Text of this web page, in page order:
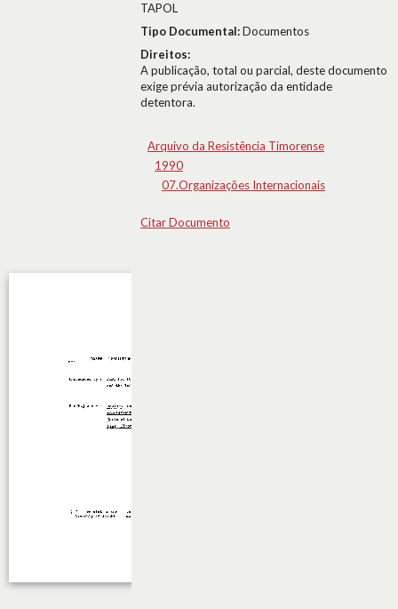
TAPOL
Tipo Documental:Documentos
Direitos:
A publicação, total ou parcial, deste documento
exige prévia autorização da entidade
detentora.
Arquivo da Resistência Timorense
1990
07.Organizações Internacionais
Citar Documento